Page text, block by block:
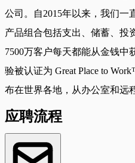
公司。自2015年以来，我们一
产品组合包括支出、储蓄、投
7500万客户每天都能从金钱中
验被认证为 Great Place to
布在世界各地，从办公室和远
应聘流程